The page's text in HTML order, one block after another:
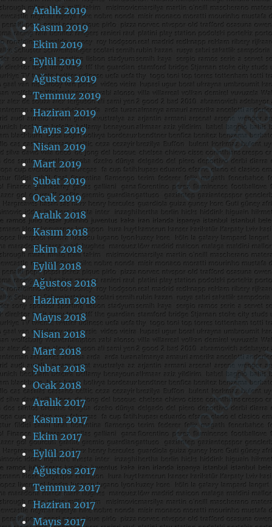
Aralık 2019
Kasım 2019
Ekim 2019
Eylül 2019
Ağustos 2019
Temmuz 2019
Haziran 2019
Mayıs 2019
Nisan 2019
Mart 2019
Şubat 2019
Ocak 2019
Aralık 2018
Kasım 2018
Ekim 2018
Eylül 2018
Ağustos 2018
Haziran 2018
Mayıs 2018
Nisan 2018
Mart 2018
Şubat 2018
Ocak 2018
Aralık 2017
Kasım 2017
Ekim 2017
Eylül 2017
Ağustos 2017
Temmuz 2017
Haziran 2017
Mayıs 2017